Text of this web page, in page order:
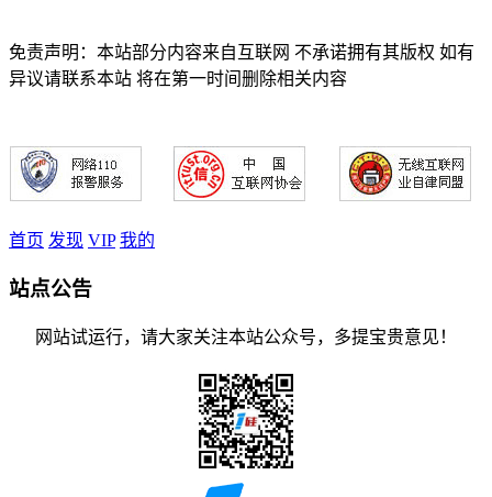
免责声明：本站部分内容来自互联网 不承诺拥有其版权 如有
异议请联系本站 将在第一时间删除相关内容
首页 发现 VIP 我的
站点公告
网站试运行，请大家关注本站公众号，多提宝贵意见！